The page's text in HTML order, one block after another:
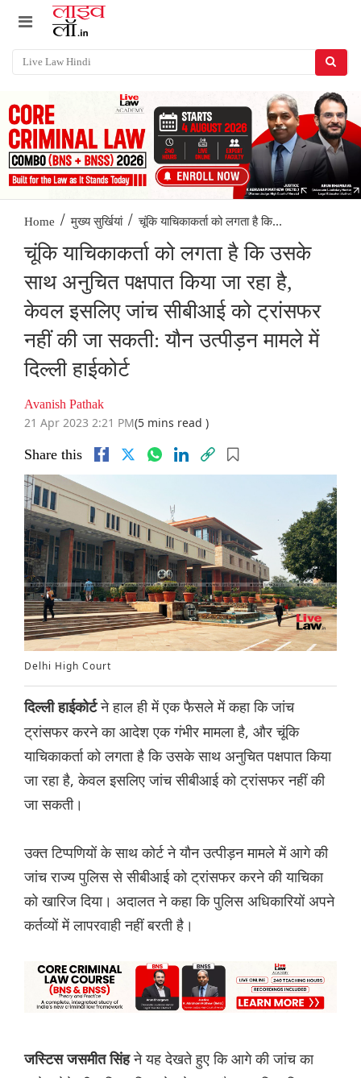
Home / मुख्य सुर्खियां / चूंकि याचिकाकर्ता को लगता है कि...
चूंकि याचिकाकर्ता को लगता है कि उसके
साथ अनुचित पक्षपात किया जा रहा है,
केवल इसलिए जांच सीबीआई को ट्रांसफर
नहीं की जा सकती: यौन उत्पीड़न मामले में
दिल्ली हाईकोर्ट
Avanish Pathak
21 Apr 2023 2:21 PM(5 mins read )
Share this
Delhi High Court
दिल्ली हाईकोर्टने हाल ही में एक फैसले में कहा कि जांच
ट्रांसफर करने का आदेश एक गंभीर मामला है, और चूंकि
याचिकाकर्ता को लगता है कि उसके साथ अनुचित पक्षपात किया
जा रहा है, केवल इसलिए जांच सीबीआई को ट्रांसफर नहीं की
जा सकती।
उक्त टिप्पणियों के साथ कोर्ट ने यौन उत्पीड़न मामले में आगे की
जांच राज्य पुलिस से सीबीआई को ट्रांसफर करने की याचिका
को खारिज दिया। अदालत ने कहा कि पुलिस अधिकारियों अपने
कर्तव्यों में लापरवाही नहीं बरती है।
जस्टिस जसमीत सिंहने यह देखते हुए कि आगे की जांच का